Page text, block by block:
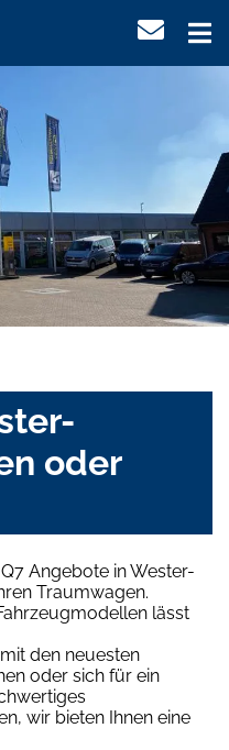
oder
Angebote in Wester-
Traumwagen.
lässt
den neuesten
oder sich für ein
wir bieten Ihnen eine